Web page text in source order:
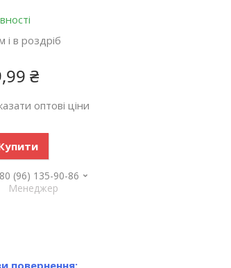
і в роздріб
₴
оптові ціни
(96) 135-90-86
Менеджер